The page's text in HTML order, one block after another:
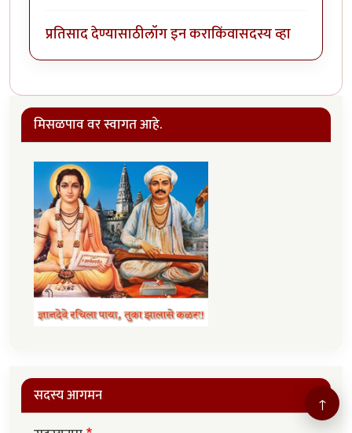
प्रतिसाद देण्यासाठीलॉग इन कराकिंवासदस्य व्हा
मिसळपाव वर स्वागत आहे.
सदस्य आगमन
↑